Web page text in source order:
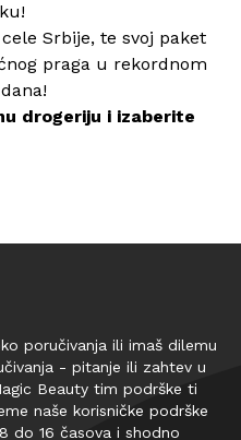
Srbije, te svoj paket
praga u rekordnom
drogeriju i izaberite
poručivanja ili imaš dilemu
- pitanje ili zahtev u
Beauty tim podrške ti
naše korisničke podrške
do 16 časova i shodno